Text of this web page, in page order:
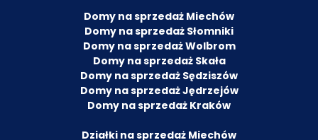
Domy na sprzedaż Miechów
Domy na sprzedaż Słomniki
Domy na sprzedaż Wolbrom
Domy na sprzedaż Skała
Domy na sprzedaż Sędziszów
Domy na sprzedaż Jędrzejów
Domy na sprzedaż Kraków
Działki na sprzedaż Miechów